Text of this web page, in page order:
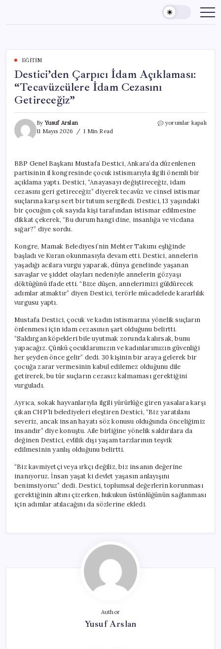
content
EĞITIM
Destici’den Çarpıcı İdam Açıklaması:
“Tecavüzcülere İdam Cezasını
Getireceğiz”
ByYusuf Arslan
11 Mayıs 2026
1 Min Read
Destici’den
İdam
Cezasını
Getireceğiz”
için
yorumlar kapalı
BBP Genel Başkanı Mustafa Destici, Ankara’da düzenlenen
partisinin il kongresinde çocuk istismarıyla ilgili önemli bir
açıklama yaptı. Destici, “Anayasayı değiştireceğiz, idam
cezasını geri getireceğiz” diyerek tecavüz ve cinsel istismar
suçlarına karşı sert bir tutum sergiledi. Destici, 13 yaşındaki
bir çocuğun çok sayıda kişi tarafından istismar edilmesine
dikkat çekerek, “Bu durum hangi dine, insanlığa ve vicdana
sığar?” diye sordu.
Kongre, Mamak Belediyesi’nin Mehter Takımı eşliğinde
başladı ve Kuran okunmasıyla devam etti. Destici, annelerin
yaşadığı acılara vurgu yaparak, dünya genelinde yaşanan
savaşlar ve şiddet olayları nedeniyle annelerin gözyaşı
döktüğünü ifade etti. “Bize düşen, annelerimizi güldürecek
adımlar atmaktır” diyen Destici, terörle mücadelede kararlılık
vurgusu yaptı.
Mustafa Destici, çocuk ve kadın istismarına yönelik suçların
önlenmesi için idam cezasının şart olduğunu belirtti.
“Saldırgan köpekleri bile uyutmak zorunda kalırsak, bunu
yapacağız. Çünkü çocuklarımızın ve kadınlarımızın güvenliği
her şeyden önce gelir” dedi. 30 kişinin bir araya gelerek bir
çocuğa zarar vermesinin kabul edilemez olduğunu dile
getirerek, bu tür suçların cezasız kalmaması gerektiğini
vurguladı.
Ayrıca, sokak hayvanlarıyla ilgili yürürlüğe giren yasalara karşı
çıkan CHP’li belediyeleri eleştiren Destici, “Biz yaratılanı
severiz, ancak insan hayatı söz konusu olduğunda önceliğimiz
insandır” diye konuştu. Aile birliğine yönelik saldırılara da
değinen Destici, evlilik dışı yaşam tarzlarının teşvik
edilmesinin yanlış olduğunu belirtti.
“Biz kavmiyetçi veya ırkçı değiliz, biz insanın değerine
inanıyoruz. İnsan yaşat ki devlet yaşasın anlayışını
benimsiyoruz” dedi. Destici, toplumsal değerlerin korunması
gerektiğinin altını çizerken, hukukun üstünlüğünün sağlanması
için adımlar atılacağını da sözlerine ekledi.
Author
Yusuf Arslan